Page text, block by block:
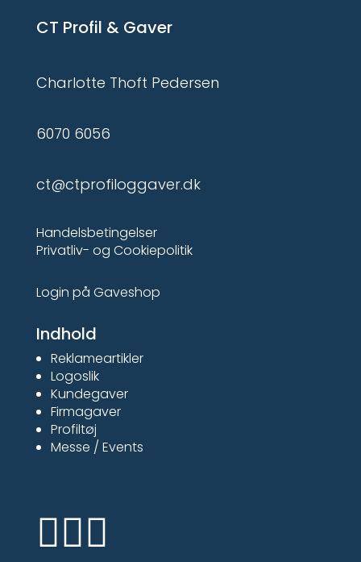
CT Profil & Gaver
Charlotte Thoft Pedersen
6070 6056
ct@ctprofiloggaver.dk
Handelsbetingelser
Privatliv- og Cookiepolitik
Login på Gaveshop
Indhold
Reklameartikler
Logoslik
Kundegaver
Firmagaver
Profiltøj
Messe / Events
